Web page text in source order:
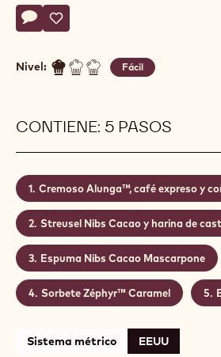
Actions
Escriba un comentario
- SundaeGuardar
- Sundae
Nivel: Fácil
CONTIENE: 5 PASOS
Cremoso Alunga™, café expreso y
Streusel Nibs Cacao y harina de
Espuma Nibs Cacao Mascarpone
Sorbete Zéphyr™ Caramel
Sistema métrico EEUU